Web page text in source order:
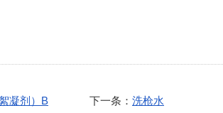
凝剂）B 下一条： 洗枪水